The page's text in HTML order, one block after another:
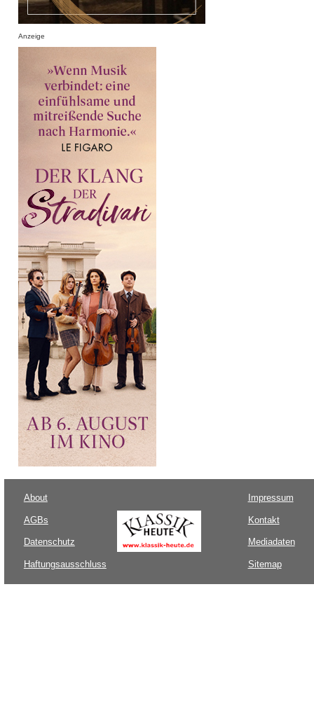
Anzeige
About
AGBs
Datenschutz
Haftungsausschluss
Impressum
Kontakt
Mediadaten
Sitemap